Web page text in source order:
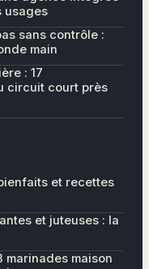
usages
sans contrôle :
main
: 17
circuit court près
et recettes
et juteuses : la
marinades maison